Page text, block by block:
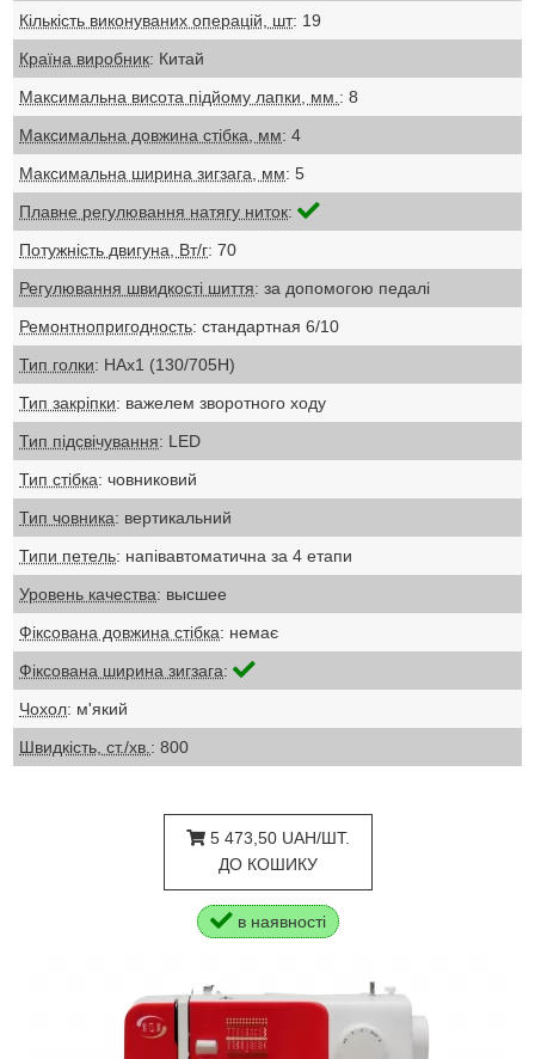
Кількість виконуваних операцій, шт: 19
Країна виробник: Китай
Максимальна висота підйому лапки, мм. : 8
Максимальна довжина стібка, мм: 4
Максимальна ширина зигзага, мм: 5
Плавне регулювання натягу ниток:
Потужність двигуна, Вт/г: 70
Регулювання швидкості шиття: за допомогою педалі
Ремонтнопригодность: стандартная 6/10
Тип голки: НАх1 (130/705Н)
Тип закріпки: важелем зворотного ходу
Тип підсвічування: LED
Тип стібка: човниковий
Тип човника: вертикальний
Типи петель: напівавтоматична за 4 етапи
Уровень качества: высшее
Фіксована довжина стібка: немає
Фіксована ширина зигзага:
Чохол: м'який
Швидкість, ст./хв. : 800
5 473,50 UAH/ШТ.
ДО КОШИКУ
в наявності